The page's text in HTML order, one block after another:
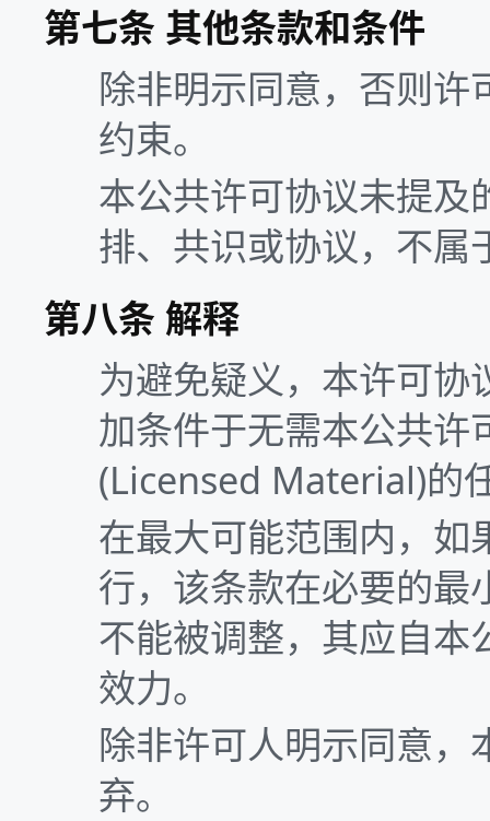
第七条 其他条款和条件
除非明示同意，否则
约束。
本公共许可协议未提
排、共识或协议，不属
第八条 解释
为避免疑义，本许可
加条件于无需本公共许
(Licensed Material)的
在最大可能范围内，如
行，该条款在必要的最
不能被调整，其应自本
效力。
除非许可人明示同意
弃。